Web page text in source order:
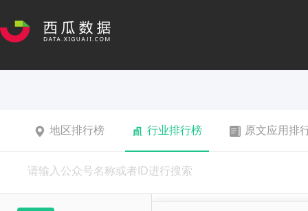
地区排行榜 行业排行榜 原文应用排